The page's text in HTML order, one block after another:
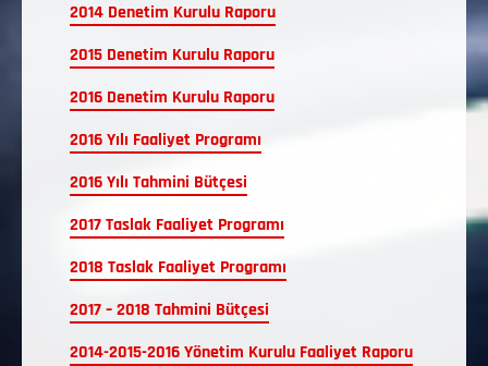
2014 Denetim Kurulu Raporu
2015 Denetim Kurulu Raporu
2016 Denetim Kurulu Raporu
2016 Yılı Faaliyet Programı
2016 Yılı Tahmini Bütçesi
2017 Taslak Faaliyet Programı
2018 Taslak Faaliyet Programı
2017 – 2018 Tahmini Bütçesi
2014-2015-2016 Yönetim Kurulu Faaliyet Raporu